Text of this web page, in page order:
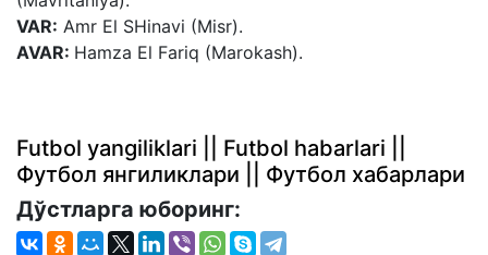
VAR: Amr El SHinavi (Misr).
AVAR: Hamza El Fariq (Marokash).
Futbol yangiliklari || Futbol habarlari ||
Футбол янгиликлари || Футбол хабарлари
Дўстларга юборинг: